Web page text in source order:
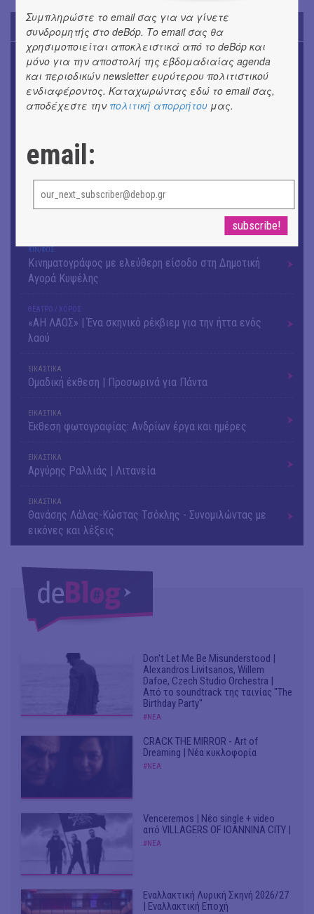
TODAY'S EVENTS
OUTDΟORS
4ο Pig Floyd – The Dark Side of the Γρουν | Οι Pink
Floyd συναντούν… τη γουρνοπούλα
OUTDΟORS
ΚΙΝ/ΦΟΣ
Κινηματογράφος με ελεύθερη είσοδο στη Δημοτική
Αγορά Κυψέλης
ΘΕΑΤΡΟ / ΧΟΡΟΣ
«ΑΗ ΛΑΟΣ» | Ένα σκηνικό ρέκβιεμ για την ήττα ενός
λαού
ΕΙΚΑΣΤΙΚΑ
Ομαδική έκθεση | Προσωρινά για Πάντα
ΕΙΚΑΣΤΙΚΑ
Έκθεση φωτογραφίας: Ανδρίων έργα και ημέρες
ΕΙΚΑΣΤΙΚΑ
Αργύρης Ραλλιάς | Λιτανεία
ΕΙΚΑΣΤΙΚΑ
Θανάσης Λάλας-Κώστας Τσόκλης - Συνομιλώντας με
εικόνες και λέξεις
Don't Let Me Be Misunderstood |
Alexandros Livitsanos, Willem
Dafoe, Czech Studio Orchestra |
Από το soundtrack της ταινίας "The
Birthday Party"
#ΝΕΑ
CRACK THE MIRROR - Art of
Dreaming | Νέα κυκλοφορία
#ΝΕΑ
Venceremos | Νέο single + video
από VILLAGERS OF IOANNINA CITY |
#ΝΕΑ
Εναλλακτική Λυρική Σκηνή 2026/27
| Εναλλακτική Εποχή
Συμπληρώστε το email σας για να γίνετε
συνδρομητής στο deBόp. Το email σας θα
χρησιμοποιείται αποκλειστικά από το deBόp και
μόνο για την αποστολή της εβδομαδιαίας agenda
και περιοδικών newsletter ευρύτερου πολιτιστικού
ενδιαφέροντος. Καταχωρώντας εδώ το email σας,
αποδέχεστε την πολιτική απορρήτου μας.
email: